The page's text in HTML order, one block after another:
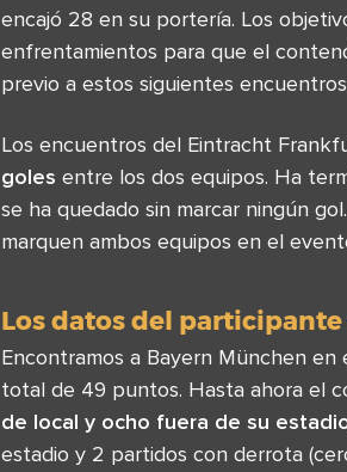
encajó 28 en su portería. Los
enfrentamientos para que el
previo a estos siguientes encuentros
Los encuentros del Eintracht
goles entre los dos equipos. Ha
se ha quedado sin marcar ningún
marquen ambos equipos en el
Los datos del
Encontramos a Bayern München
total de 49 puntos. Hasta ahora el
de local y ocho fuera de su
estadio y 2 partidos con derrota